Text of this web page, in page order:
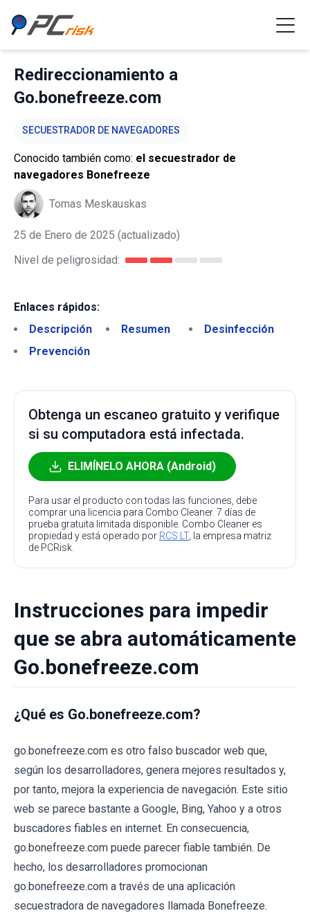
Redireccionamiento a
Go.bonefreeze.com
SECUESTRADOR DE NAVEGADORES
Conocido también como: el secuestrador de
navegadores Bonefreeze
Tomas Meskauskas
25 de Enero de 2025 (actualizado)
Nivel de peligrosidad:
Enlaces rápidos:
Descripción
Resumen
Desinfección
Prevención
Obtenga un escaneo gratuito y verifique
si su computadora está infectada.
ELIMÍNELO AHORA (Android)
Para usar el producto con todas las funciones, debe
comprar una licencia para Combo Cleaner. 7 días de
prueba gratuita limitada disponible. Combo Cleaner es
propiedad y está operado por RCS LT, la empresa matriz
de PCRisk.
Instrucciones para impedir
que se abra automáticamente
Go.bonefreeze.com
¿Qué es Go.bonefreeze.com?
go.bonefreeze.com es otro falso buscador web que,
según los desarrolladores, genera mejores resultados y,
por tanto, mejora la experiencia de navegación. Este sitio
web se parece bastante a Google, Bing, Yahoo y a otros
buscadores fiables en internet. En consecuencia,
go.bonefreeze.com puede parecer fiable también. De
hecho, los desarrolladores promocionan
go.bonefreeze.com a través de una aplicación
secuestradora de navegadores llamada Bonefreeze.